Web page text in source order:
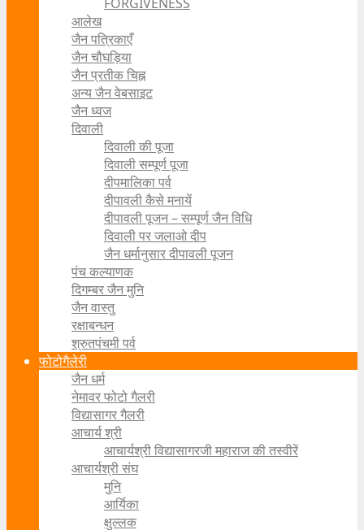
आलेख
जैन पत्रिकाएँ
जैन चौघड़िया
जैन प्रतीक चिह्न
अन्य जैन वेबसाइट
जैन ध्वज
दिवाली
दिवाली की पूजा
दिवाली सम्पूर्ण पूजा
दीपमालिका पर्व
दीपावली कैसे मनायें
दीपावली पूजन – सम्पूर्ण जैन विधि
दिवाली पर जलाओ दीप
जैन धर्मानुसार दीपावली पूजन
पंच कल्याणक
दिगम्बर जैन मुनि
जैन वास्तु
रक्षाबन्धन
श्रुतपंचमी पर्व
फोटोगैलेरी
जैन धर्म
नेमावर फोटो गैलरी
विद्यासागर गैलरी
आचार्य श्री
आचार्यश्री विद्यासागरजी महाराज की तस्वीरें
आचार्यश्री संघ
मुनि
आर्यिका
क्षुल्लक